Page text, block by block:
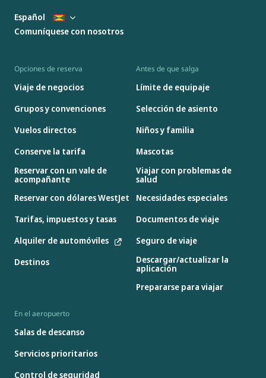
Opciones de reserva
Viaje de negocios
Grupos y convenciones
Vuelos directos
Conserve la tarifa
Reservar con un vale de
acompañante
Reservar con dólares WestJet
Tarifas, impuestos y tasas
Alquiler de automóviles
Destinos
Antes de que salga
Límite de equipaje
Selección de asiento
Niños y familia
Mascotas
Viajar con problemas de
salud
Necesidades especiales
Documentos de viaje
Seguro de viaje
Descargar/actualizar la
aplicación
Prepararse para viajar
En el aeropuerto
Salas de descanso
Servicios prioritarios
Control de seguridad
Español
Comuníquese con nosotros